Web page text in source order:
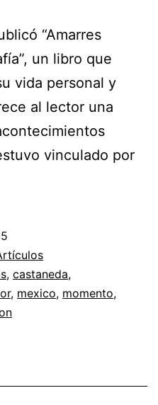
“Amarres
un libro que
vida personal y
al lector una
vinculado por
, castaneda,
, mexico, momento,